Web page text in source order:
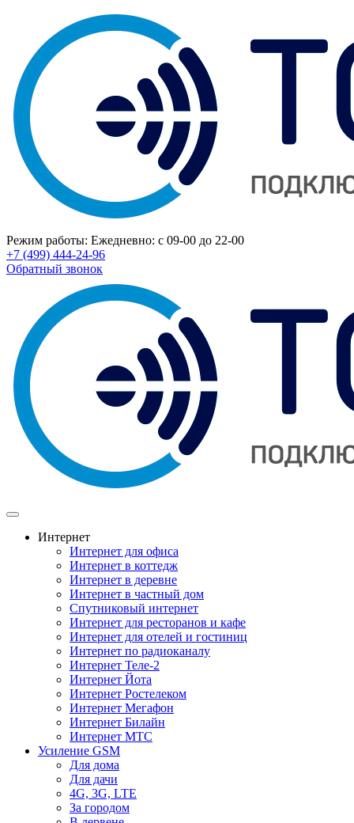
Режим работы: Ежедневно: с 09-00 до 22-00
+7 (499) 444-24-96
Обратный звонок
Интернет
Интернет для офиса
Интернет в коттедж
Интернет в деревне
Интернет в частный дом
Спутниковый интернет
Интернет для ресторанов и кафе
Интернет для отелей и гостиниц
Интернет по радиоканалу
Интернет Теле-2
Интернет Йота
Интернет Ростелеком
Интернет Мегафон
Интернет Билайн
Интернет МТС
Усиление GSM
Для дома
Для дачи
4G, 3G, LTE
За городом